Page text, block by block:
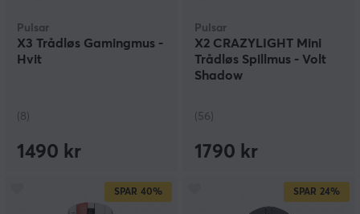
Pulsar
X3 Trådløs Gamingmus -
Hvit
(8)
1490 kr
Pulsar
X2 CRAZYLIGHT Mini
Trådløs Spillmus - Volt
Shadow
(56)
1790 kr
SPAR 40% SPAR 24%